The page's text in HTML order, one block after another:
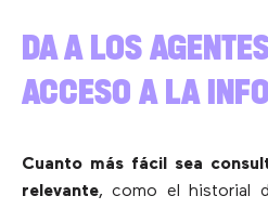
DA A LOS
ACCESO A LA
Cuanto más fácil sea
relevante, como el historial